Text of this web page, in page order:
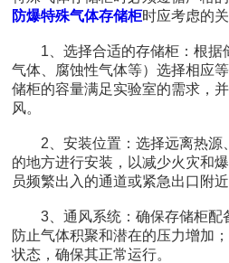
防爆特殊气体存储柜时应考虑的
1、选择合适的存储柜：根据
气体、腐蚀性气体等）选择相应
储柜的容量满足实验室的需求，
风。
2、安装位置：选择远离热源
的地方进行安装，以减少火灾和
员频繁出入的通道或紧急出口附
3、通风系统：确保存储柜配
防止气体积聚和潜在的压力增加
状态，确保其正常运行。